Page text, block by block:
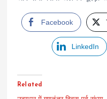
Facebook
LinkedIn
Related